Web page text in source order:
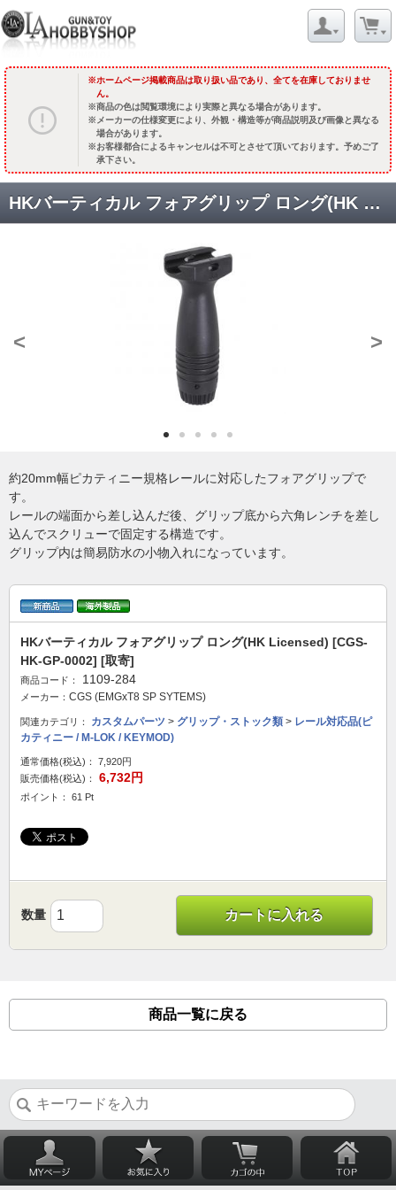
ホームページ掲載商品は取り扱い品であり、全てを在庫しておりませ
ん。
商品の色は閲覧環境により実際と異なる場合があります。
メーカーの仕様変更により、外観・構造等が商品説明及び画像と異なる
場合があります。
お客様都合によるキャンセルは不可とさせて頂いております。予めご了
承下さい。
HKバーティカル フォアグリップ ロング(HK Licensed) [CGS-HK-GP-0002] [取寄]
< >
約20mm幅ピカティニー規格レールに対応したフォアグリップで
す。
レールの端面から差し込んだ後、グリップ底から六角レンチを差し
込んでスクリューで固定する構造です。
グリップ内は簡易防水の小物入れになっています。
HKバーティカル フォアグリップ ロング(HK Licensed) [CGS-
HK-GP-0002] [取寄]
商品コード： 1109-284
メーカー： CGS (EMGxT8 SP SYTEMS)
関連カテゴリ： カスタムパーツ > グリップ・ストック類 > レール対応品(ピ
カティニー / M-LOK / KEYMOD)
通常価格(税込)：
7,920円
販売価格(税込)：
6,732円
ポイント： 61 Pt
数量 カートに入れる
商品一覧に戻る